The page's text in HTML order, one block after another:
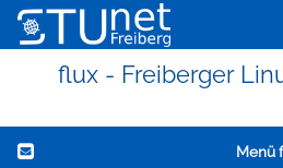
flux - Freiberger
Menü